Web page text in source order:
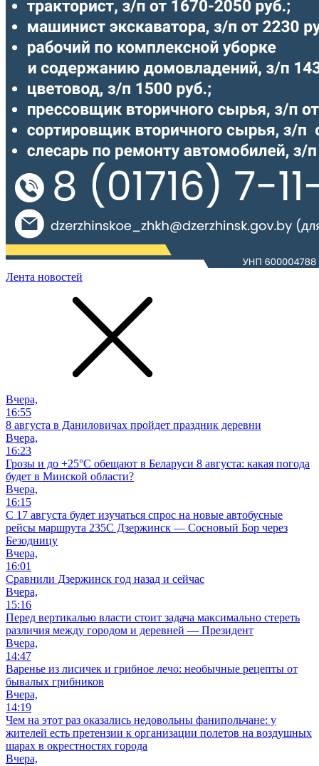
Лента новостей
Вчера,
16:55
8 августа в Даниловичах пройдет праздник деревни
Вчера,
16:23
Грозы и до +25°С обещают в Беларуси 8 августа: какая погода
будет в Минской области?
Вчера,
16:15
С 17 августа будет изучаться спрос на новые автобусные
рейсы маршрута 235С Дзержинск — Сосновый Бор через
Безодницу
Вчера,
16:01
Сравнили Дзержинск год назад и сейчас
Вчера,
15:16
Перед вертикалью власти стоит задача максимально стереть
различия между городом и деревней — Президент
Вчера,
14:47
Варенье из лисичек и грибное лечо: необычные рецепты от
бывалых грибников
Вчера,
14:19
Чем на этот раз оказались недовольны фанипольчане: у
жителей есть претензии к организации полетов на воздушных
шарах в окрестностях города
Вчера,